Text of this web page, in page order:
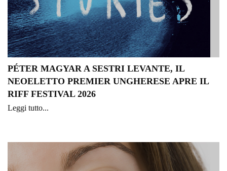
PÉTER MAGYAR A SESTRI LEVANTE, IL
NEOELETTO PREMIER UNGHERESE APRE IL
RIFF FESTIVAL 2026
Leggi tutto...